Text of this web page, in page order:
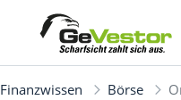
Finanzwissen Börse